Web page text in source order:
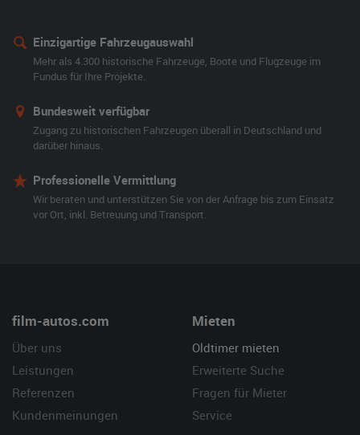
Einzigartige Fahrzeugauswahl
Mehr als 4.300 historische Fahrzeuge, Boote und Flugzeuge im
Fundus für Ihre Projekte.
Bundesweit verfügbar
Zugang zu historischen Fahrzeugen überall in Deutschland und
darüber hinaus.
Professionelle Vermittlung
Wir beraten und unterstützen Sie von der Anfrage bis zum Einsatz
vor Ort, inkl. Betreuung und Transport.
film-autos.com
Über uns
Leistungen
Referenzen
Kundenmeinungen
Mieten
Oldtimer mieten
Erweiterte Suche
Fragen für Mieter
Service